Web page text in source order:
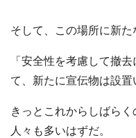
そして、この場所に新た
「安全性を考慮して撤
て、新たに宣伝物は設置
きっとこれからしばら
人々も多いはずだ。